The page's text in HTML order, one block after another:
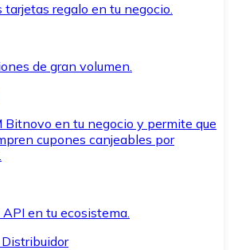
tarjetas regalo en tu negocio.
de gran volumen.
Bitnovo en tu negocio y permite que
cupones canjeables por
en tu ecosistema.